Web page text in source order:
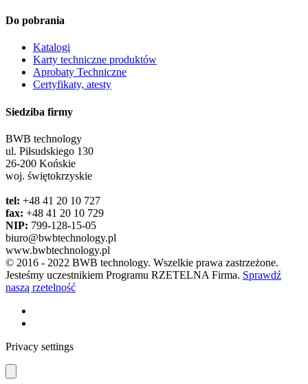
Do pobrania
Katalogi
Karty techniczne produktów
Aprobaty Techniczne
Certyfikaty, atesty
Siedziba firmy
BWB technology
ul. Piłsudskiego 130
26-200 Końskie
woj. świętokrzyskie
tel: +48 41 20 10 727
fax: +48 41 20 10 729
NIP: 799-128-15-05
biuro@bwbtechnology.pl
www.bwbtechnology.pl
© 2016 - 2022 BWB technology. Wszelkie prawa zastrzeżone.
Jesteśmy uczestnikiem Programu RZETELNA Firma. Sprawdź
naszą rzetelność
Privacy settings